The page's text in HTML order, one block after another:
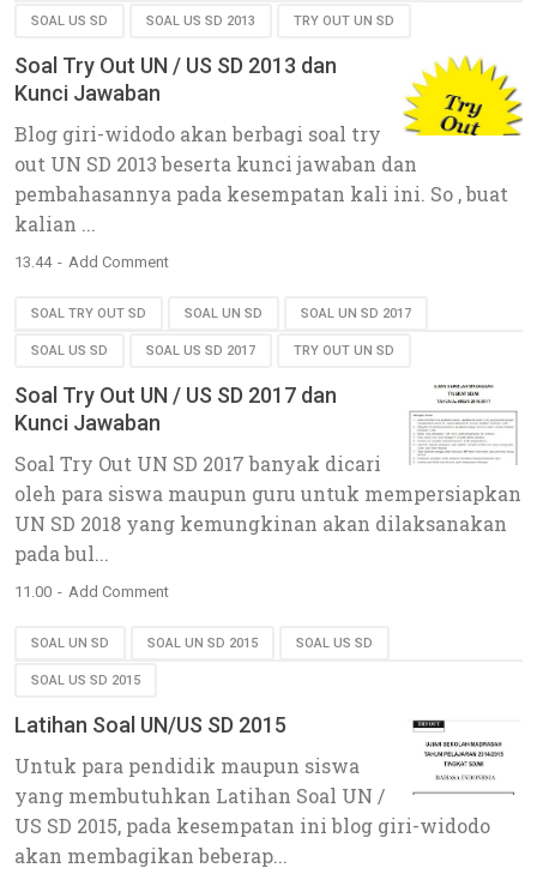
SOAL US SD SOAL US SD 2013 TRY OUT UN SD
Soal Try Out UN / US SD 2013 dan
Kunci Jawaban
Blog giri-widodo akan berbagi soal try
out UN SD 2013 beserta kunci jawaban dan
pembahasannya pada kesempatan kali ini. So , buat
kalian ...
13.44 Add Comment
SOAL TRY OUT SD SOAL UN SD SOAL UN SD 2017
SOAL US SD SOAL US SD 2017 TRY OUT UN SD
Soal Try Out UN / US SD 2017 dan
Kunci Jawaban
Soal Try Out UN SD 2017 banyak dicari
oleh para siswa maupun guru untuk mempersiapkan
UN SD 2018 yang kemungkinan akan dilaksanakan
pada bul...
11.00 Add Comment
SOAL UN SD SOAL UN SD 2015 SOAL US SD
SOAL US SD 2015
Latihan Soal UN/US SD 2015
Untuk para pendidik maupun siswa
yang membutuhkan Latihan Soal UN /
US SD 2015, pada kesempatan ini blog giri-widodo
akan membagikan beberap...